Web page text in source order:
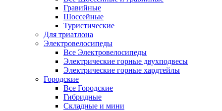
Гравийные
Шоссейные
Туристические
Для триатлона
Электровелосипеды
Все Электровелосипеды
Электрические горные двухподвесы
Электрические горные хардтейлы
Городские
Все Городские
Гибридные
Складные и мини